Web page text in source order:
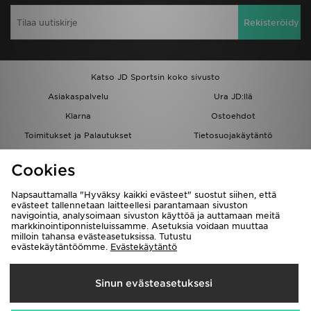
Rekisteröidy
Katso JD Sportsin koko sivusto
Asiakaspalvelu
Ura JD:llä
Klarna
Ostoehdot
Toimitukset ja Palautukset
Tietosuojakäytäntö
Löydä myymälä
Kumppanuusohjelma
JD Blog
Toimitetaan
Suomi
Cookies
Napsauttamalla "Hyväksy kaikki evästeet" suostut siihen, että
evästeet tallennetaan laitteellesi parantamaan sivuston
navigointia, analysoimaan sivuston käyttöä ja auttamaan meitä
markkinointiponnisteluissamme. Asetuksia voidaan muuttaa
milloin tahansa evästeasetuksissa. Tutustu
evästekäytäntöömme. Evästekäytäntö
Sinun evästeasetuksesi